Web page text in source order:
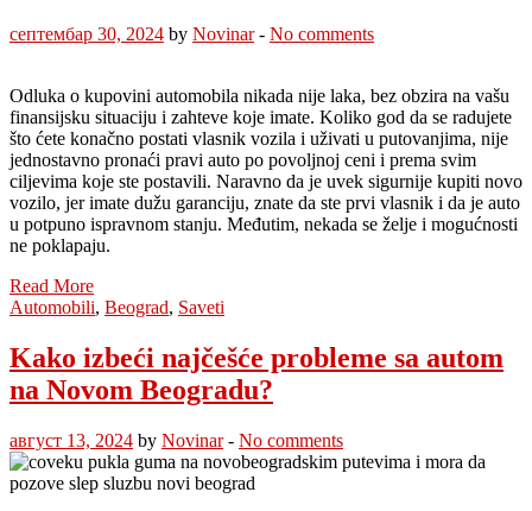
септембар 30, 2024 by Novinar- No comments
Odluka o kupovini automobila nikada nije laka, bez obzira na vašu
finansijsku situaciju i zahteve koje imate. Koliko god da se radujete
što ćete konačno postati vlasnik vozila i uživati u putovanjima, nije
jednostavno pronaći pravi auto po povoljnoj ceni i prema svim
ciljevima koje ste postavili. Naravno da je uvek sigurnije kupiti novo
vozilo, jer imate dužu garanciju, znate da ste prvi vlasnik i da je auto
u potpuno ispravnom stanju. Međutim, nekada se želje i mogućnosti
ne poklapaju.
Read More
Automobili, Beograd, Saveti
Kako izbeći najčešće probleme sa autom
na Novom Beogradu?
август 13, 2024 by Novinar- No comments